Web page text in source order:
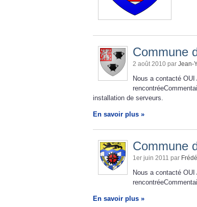
Commune
2 août 2010 par Jean-
Nous a contacté
installation de serveurs.
En savoir plus »
Commune
1er juin 2011 par
Nous a contacté
En savoir plus »